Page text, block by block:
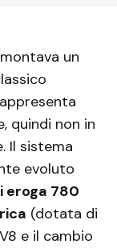
un
quindi non in
Il sistema
evoluto
eroga 780
(dotata di
e il cambio